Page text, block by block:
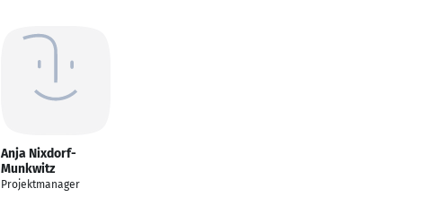
Anja Nixdorf-
Munkwitz
Projektmanager